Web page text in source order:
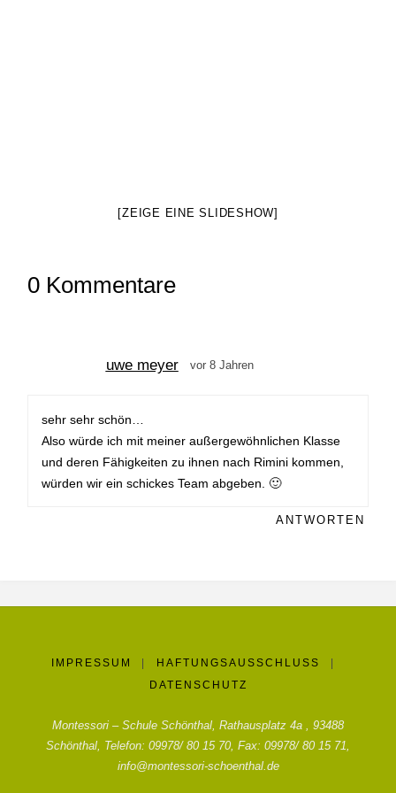
[ZEIGE EINE SLIDESHOW]
0 Kommentare
uwe meyer vor 8 Jahren
sehr sehr schön…
Also würde ich mit meiner außergewöhnlichen Klasse
und deren Fähigkeiten zu ihnen nach Rimini kommen,
würden wir ein schickes Team abgeben. 🙂
ANTWORTEN
IMPRESSUM HAFTUNGSAUSSCHLUSS
DATENSCHUTZ
Montessori – Schule Schönthal, Rathausplatz 4a , 93488
Schönthal, Telefon: 09978/ 80 15 70, Fax: 09978/ 80 15 71,
info@montessori-schoenthal.de